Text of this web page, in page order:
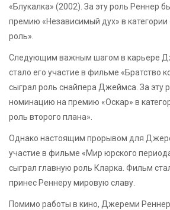
«Блукалка» (2002). За эту роль Реннер
премию «Независимый дух» в
роль».
Следующим важным шагом в карьере
стало его участие в фильме «Братство
сыграл роль снайпера Джеймса. За эту
номинацию на премию «Оскар» в
роль второго плана».
Однако настоящим прорывом для
участие в фильме «Мир юрского
сыграл главную роль Кларка. Фильм
принес Реннеру мировую славу.
Помимо работы в кино, Джереми